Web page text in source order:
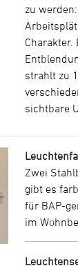
zu
strahlt zu
sichtbare
Zwei
gibt es
für BAP-
im